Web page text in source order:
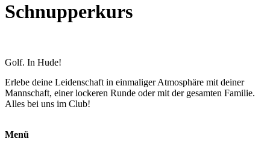
Schnupperkurs
Golf. In Hude!
Erlebe deine Leidenschaft in einmaliger Atmosphäre mit deiner
Mannschaft, einer lockeren Runde oder mit der gesamten Familie.
Alles bei uns im Club!
Menü